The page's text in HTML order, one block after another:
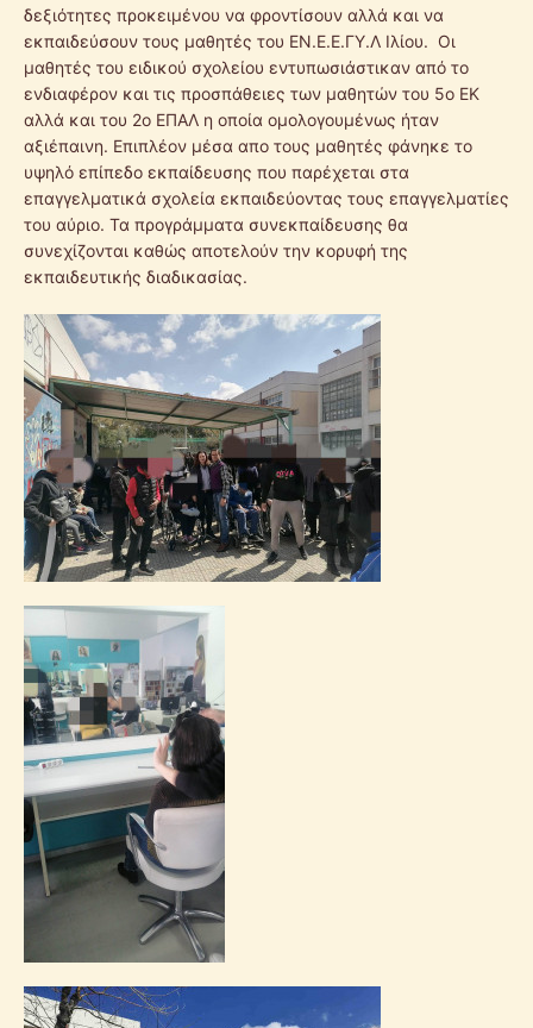
δεξιότητες προκειμένου να φροντίσουν αλλά και να
εκπαιδεύσουν τους μαθητές του ΕΝ.Ε.Ε.ΓΥ.Λ Ιλίου. Οι
μαθητές του ειδικού σχολείου εντυπωσιάστικαν από το
ενδιαφέρον και τις προσπάθειες των μαθητών του 5ο ΕΚ
αλλά και του 2ο ΕΠΑΛ η οποία ομολογουμένως ήταν
αξιέπαινη. Επιπλέον μέσα απο τους μαθητές φάνηκε το
υψηλό επίπεδο εκπαίδευσης που παρέχεται στα
επαγγελματικά σχολεία εκπαιδεύοντας τους επαγγελματίες
του αύριο. Τα προγράμματα συνεκπαίδευσης θα
συνεχίζονται καθώς αποτελούν την κορυφή της
εκπαιδευτικής διαδικασίας.